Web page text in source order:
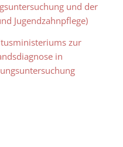
und der
Jugendzahnpflege)
zur
in